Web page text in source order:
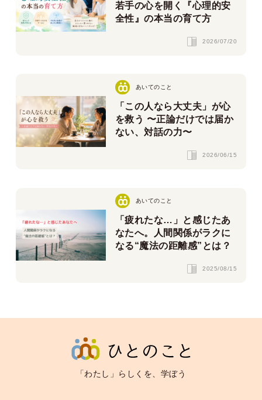
若手の心を開く『心理的安
全性』の本当の育て方
2026/07/20
あいてのこと
「この人なら大丈夫」が心
を救う 〜正論だけでは届か
ない、対話の力〜
2026/06/15
あいてのこと
「疲れたな…」と感じたあ
なたへ。人間関係がラクに
なる“魔法の距離感”とは？
2025/08/15
「わたし」らしくを、学ぼう